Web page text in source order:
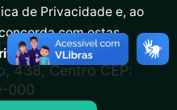
438, Centro CEP:
000
de Privacidade e, ao
com estas